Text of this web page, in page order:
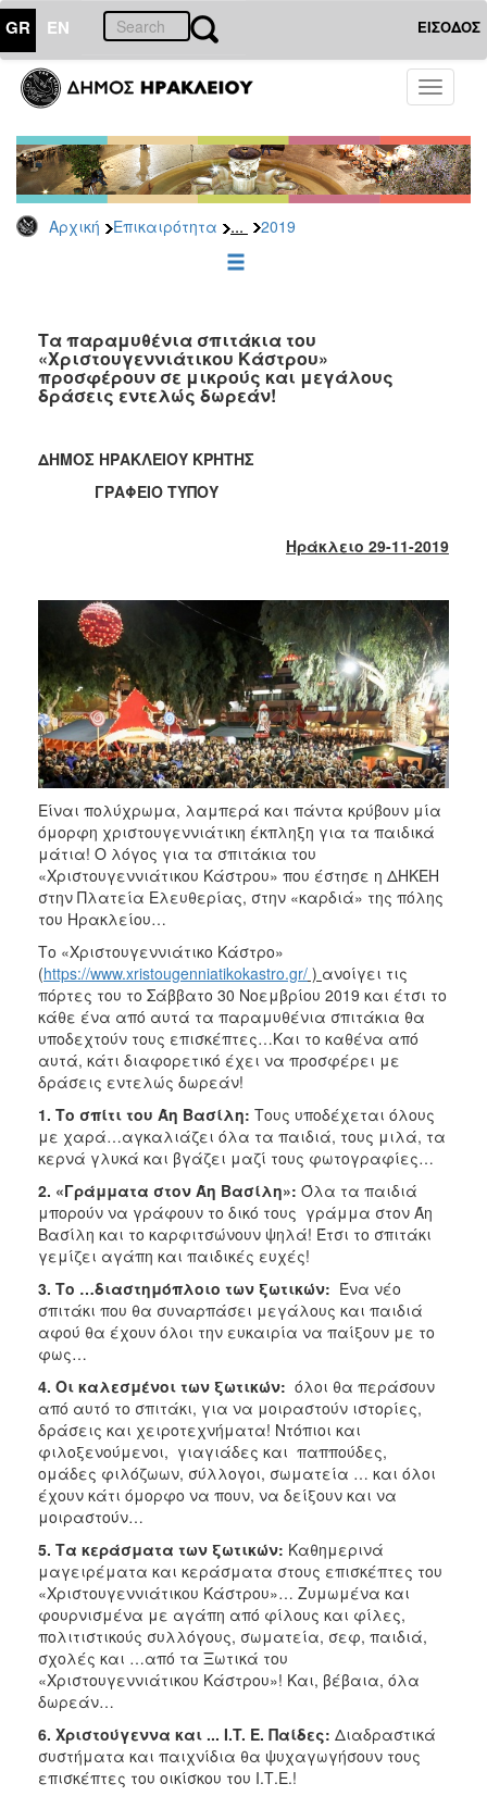
GR EN ΕΙΣΟΔΟΣ
Toggle
Αρχική Επικαιρότητα ... 2019
ΕΠΙΚΑΙΡΟΤΗΤΑ
Τύπου
Αρχείο
2026
2025
2022
2021
2020
2018
2017
2013
2012
2011
2010
2006
ΔΗΜΟΤΗΣ
ΕΠΙΣΚΕΠΤΗΣ
Τα παραμυθένια σπιτάκια του
«Χριστουγεννιάτικου Κάστρου»
προσφέρουν σε μικρούς και μεγάλους
δράσεις εντελώς δωρεάν!
ΔΗΜΟΣ ΗΡΑΚΛΕΙΟΥ ΚΡΗΤΗΣ
ΓΡΑΦΕΙΟ ΤΥΠΟΥ
Ηράκλειο 29-11-2019
Είναι πολύχρωμα, λαμπερά και πάντα κρύβουν μία
όμορφη χριστουγεννιάτικη έκπληξη για τα παιδικά
μάτια! Ο λόγος για τα σπιτάκια του
«Χριστουγεννιάτικου Κάστρου» που έστησε η ΔΗΚΕΗ
στην Πλατεία Ελευθερίας, στην «καρδιά» της πόλης
του Ηρακλείου…
Το «Χριστουγεννιάτικο Κάστρο»
(https://www.xristougenniatikokastro.gr/ ) ανοίγει τις
πόρτες του το Σάββατο 30 Νοεμβρίου 2019 και έτσι το
κάθε ένα από αυτά τα παραμυθένια σπιτάκια θα
υποδεχτούν τους επισκέπτες…Και το καθένα από
αυτά, κάτι διαφορετικό έχει να προσφέρει με
δράσεις εντελώς δωρεάν!
1. Tο σπίτι του Άη Βασίλη: Τους υποδέχεται όλους
με χαρά…αγκαλιάζει όλα τα παιδιά, τους μιλά, τα
κερνά γλυκά και βγάζει μαζί τους φωτογραφίες…
2. «Γράμματα στον Άη Βασίλη»: Όλα τα παιδιά
μπορούν να γράφουν το δικό τους γράμμα στον Άη
Βασίλη και το καρφιτσώνουν ψηλά! Έτσι το σπιτάκι
γεμίζει αγάπη και παιδικές ευχές!
3. Tο …διαστημόπλοιο των ξωτικών: Ένα νέο
σπιτάκι που θα συναρπάσει μεγάλους και παιδιά
αφού θα έχουν όλοι την ευκαιρία να παίξουν με το
φως…
4. Oι καλεσμένοι των ξωτικών: όλοι θα περάσουν
από αυτό το σπιτάκι, για να μοιραστούν ιστορίες,
δράσεις και χειροτεχνήματα! Ντόπιοι και
φιλοξενούμενοι, γιαγιάδες και παππούδες,
ομάδες φιλόζωων, σύλλογοι, σωματεία … και όλοι
έχουν κάτι όμορφο να πουν, να δείξουν και να
μοιραστούν…
5. Tα κεράσματα των ξωτικών: Καθημερινά
μαγειρέματα και κεράσματα στους επισκέπτες του
«Χριστουγεννιάτικου Κάστρου»… Ζυμωμένα και
φουρνισμένα με αγάπη από φίλους και φίλες,
πολιτιστικούς συλλόγους, σωματεία, σεφ, παιδιά,
σχολές και …από τα Ξωτικά του
«Χριστουγεννιάτικου Κάστρου»! Και, βέβαια, όλα
δωρεάν…
6. Χριστούγεννα και ... I.T. E. Παίδες: Διαδραστικά
συστήματα και παιχνίδια θα ψυχαγωγήσουν τους
επισκέπτες του οικίσκου του Ι.Τ.Ε.!